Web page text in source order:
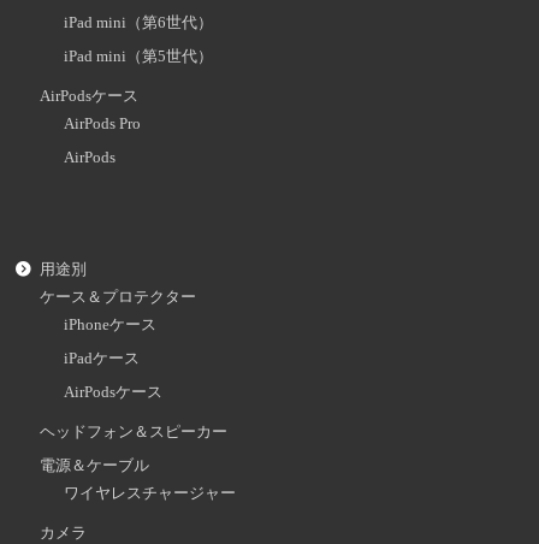
iPad mini（第6世代）
iPad mini（第5世代）
AirPodsケース
AirPods Pro
AirPods
用途別
ケース＆プロテクター
iPhoneケース
iPadケース
AirPodsケース
ヘッドフォン＆スピーカー
電源＆ケーブル
ワイヤレスチャージャー
カメラ